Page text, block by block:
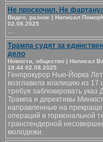
Не проскочил. Не
Видео, разное | Написал
02.08.2025
....
Трампа судят за
дело
Новости, общество | Написал
18:44 02.08.2025
Генпрокурор Нью-Йорка
возглавила коалицию из 17
требуя заблокировать указ
Трампа и директивы
направленные на
операций и гормональной
трансгендерной
молодежи.